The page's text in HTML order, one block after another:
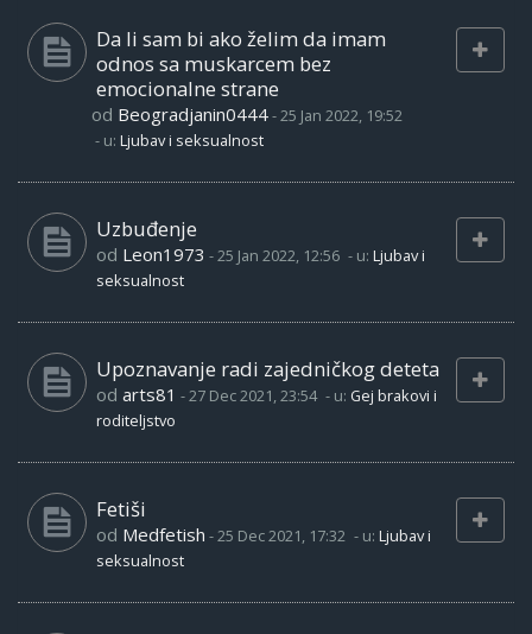
Da li sam bi ako želim da imam
odnos sa muskarcem bez
emocionalne strane
od Beogradjanin0444-25 Jan 2022, 19:52
- u: Ljubav i seksualnost
Uzbuđenje
od Leon1973 -25 Jan 2022, 12:56 - u: Ljubav i
seksualnost
Upoznavanje radi zajedničkog deteta
od arts81 -27 Dec 2021, 23:54 - u: Gej brakovi i
roditeljstvo
Fetiši
od Medfetish -25 Dec 2021, 17:32 - u: Ljubav i
seksualnost